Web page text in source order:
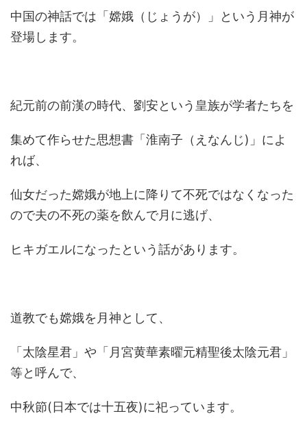
中国の神話では「嫦娥（じょうが）」という月神が
登場します。
紀元前の前漢の時代、劉安という皇族が学者たちを
集めて作らせた思想書「淮南子（えなんじ)」によ
れば、
仙女だった嫦娥が地上に降りて不死ではなくなった
ので夫の不死の薬を飲んで月に逃げ、
ヒキガエルになったという話があります。
道教でも嫦娥を月神として、
「太陰星君」や「月宮黄華素曜元精聖後太陰元君」
等と呼んで、
中秋節(日本では十五夜)に祀っています。